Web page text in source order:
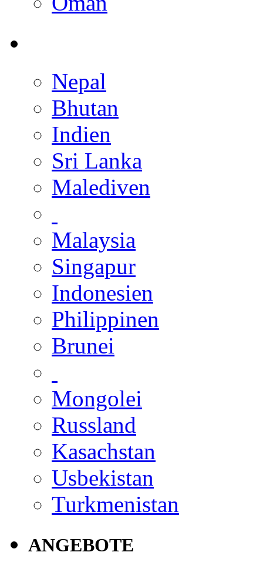
Nepal
Bhutan
Indien
Sri Lanka
Malediven
Malaysia
Singapur
Indonesien
Philippinen
Brunei
Mongolei
Russland
Kasachstan
Usbekistan
Turkmenistan
ANGEBOTE